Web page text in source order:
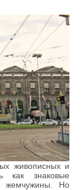
живописных и
как знаковые
жемчужины. Но